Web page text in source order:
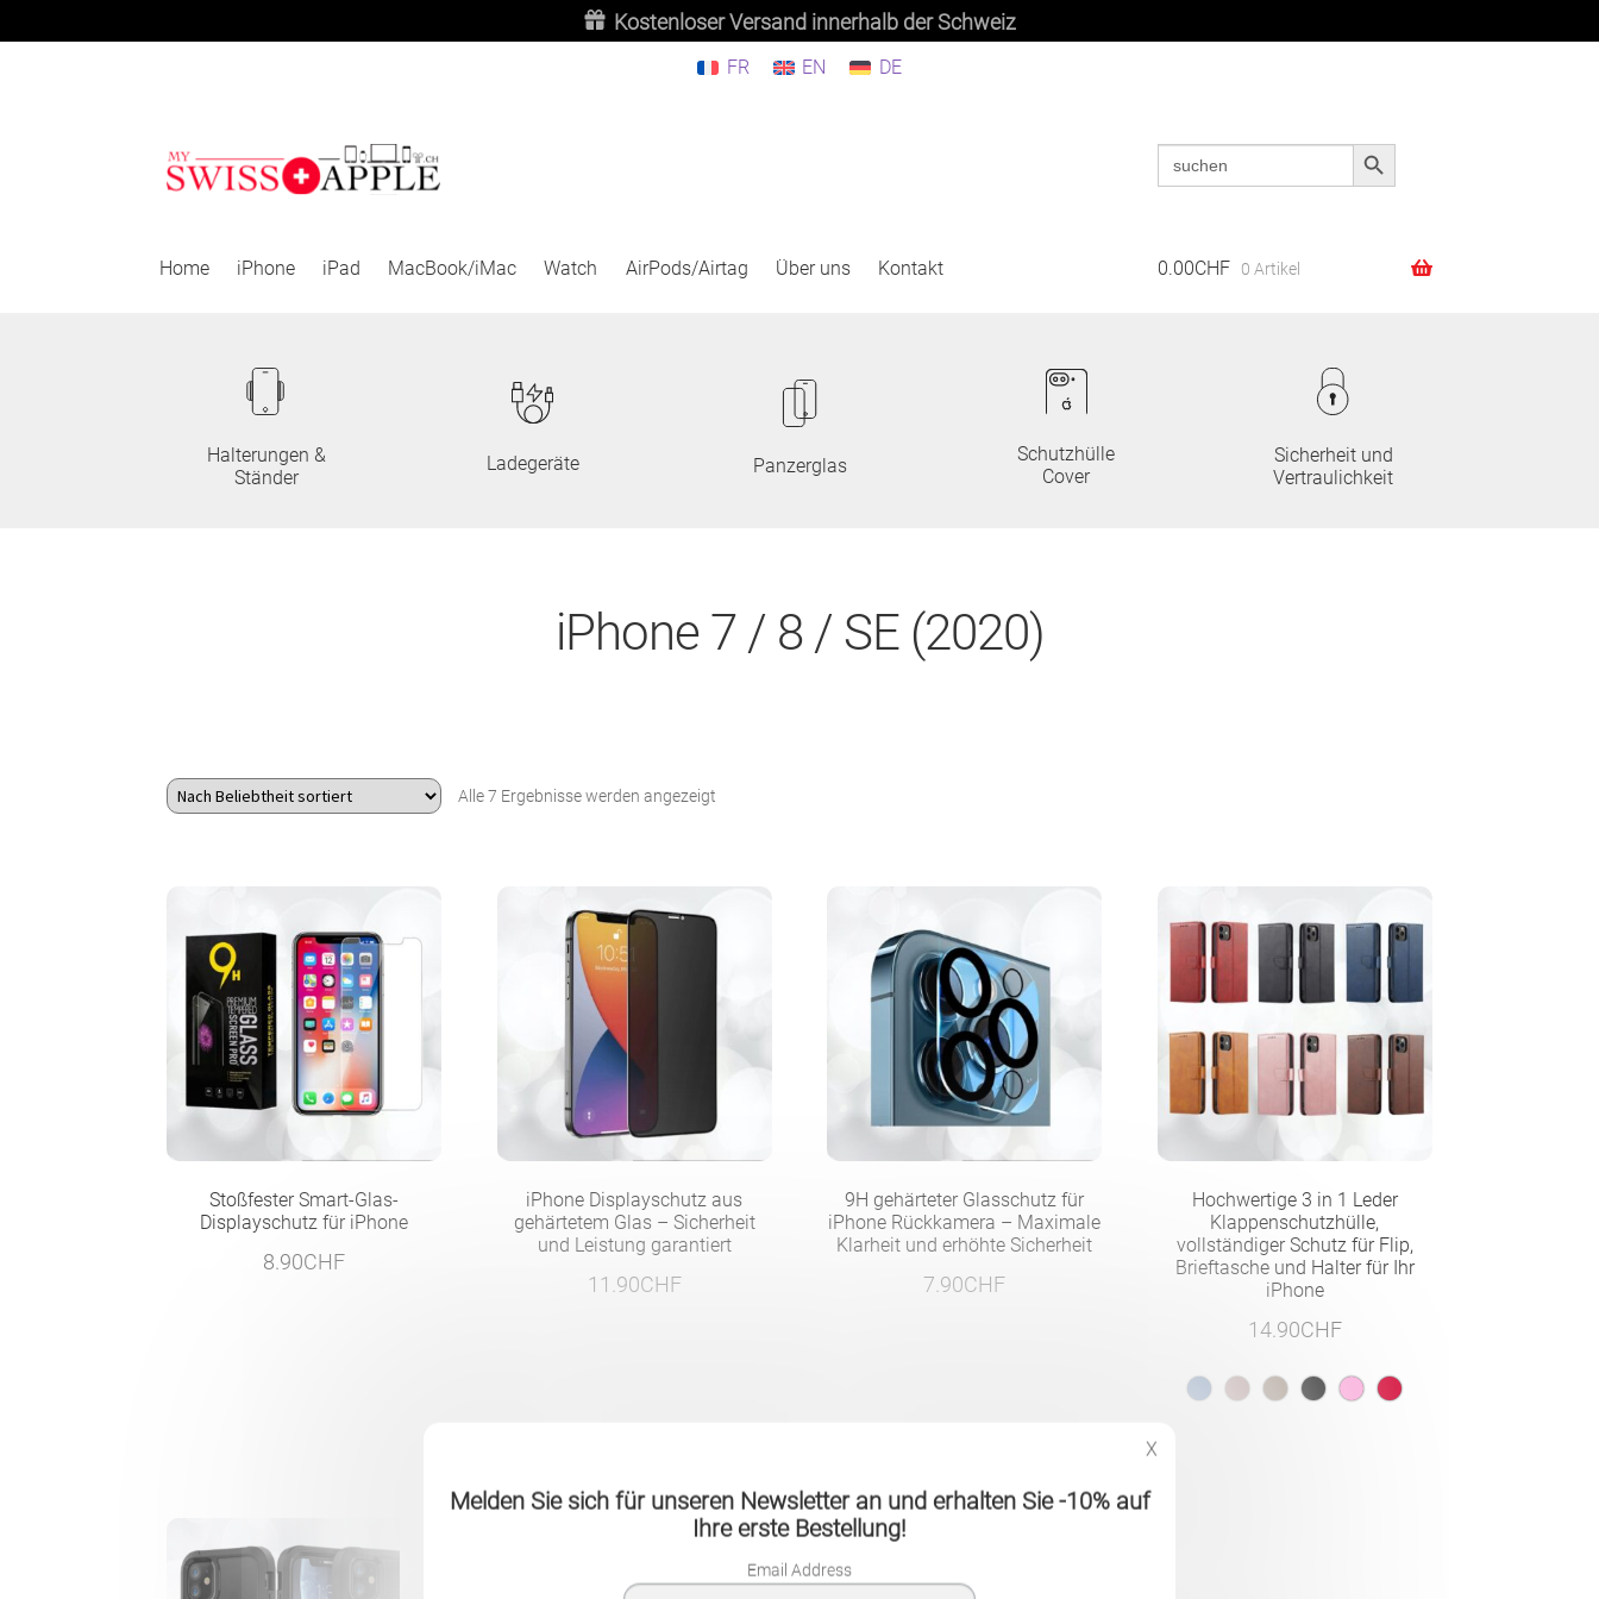
Kostenloser Versand innerhalb der Schweiz
FR EN DE
Zur
Navigation
Zum
Inhalt
Suchen
nach:
Suchen
Search
for:
Search Button
Home iPhone iPad MacBook/iMac Watch AirPods/Airtag Über uns Kontakt 0.00CHF 0 Artikel
Halterungen &
Ständer
Ladegeräte Panzerglas
Schutzhülle
Cover
Sicherheit und
Vertraulichkeit
iPhone 7 / 8 / SE (2020)
Alle 7 Ergebnisse werden angezeigt
Stoßfester Smart-Glas-
Displayschutz für iPhone
8.90CHF
iPhone Displayschutz aus
gehärtetem Glas – Sicherheit
und Leistung garantiert
11.90CHF
9H gehärteter Glasschutz für
iPhone Rückkamera – Maximale
Klarheit und erhöhte Sicherheit
7.90CHF
Hochwertige 3 in 1 Leder
Klappenschutzhülle,
vollständiger Schutz für Flip,
Brieftasche und Halter für Ihr
iPhone
14.90CHF
- 47%
X
Melden Sie sich für unseren Newsletter an und erhalten Sie -10% auf
Ihre erste Bestellung!
Email Address